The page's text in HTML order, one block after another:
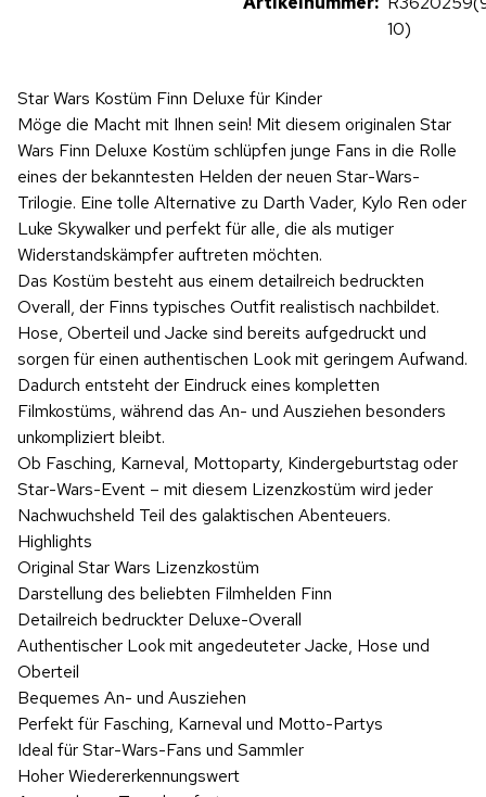
10)
Star Wars Kostüm Finn Deluxe für Kinder
Möge die Macht mit Ihnen sein! Mit diesem originalen Star
Wars Finn Deluxe Kostüm schlüpfen junge Fans in die Rolle
eines der bekanntesten Helden der neuen Star-Wars-
Trilogie. Eine tolle Alternative zu Darth Vader, Kylo Ren oder
Luke Skywalker und perfekt für alle, die als mutiger
Widerstandskämpfer auftreten möchten.
Das Kostüm besteht aus einem detailreich bedruckten
Overall, der Finns typisches Outfit realistisch nachbildet.
Hose, Oberteil und Jacke sind bereits aufgedruckt und
sorgen für einen authentischen Look mit geringem Aufwand.
Dadurch entsteht der Eindruck eines kompletten
Filmkostüms, während das An- und Ausziehen besonders
unkompliziert bleibt.
Ob Fasching, Karneval, Mottoparty, Kindergeburtstag oder
Star-Wars-Event – mit diesem Lizenzkostüm wird jeder
Nachwuchsheld Teil des galaktischen Abenteuers.
Highlights
Original Star Wars Lizenzkostüm
Darstellung des beliebten Filmhelden Finn
Detailreich bedruckter Deluxe-Overall
Authentischer Look mit angedeuteter Jacke, Hose und
Oberteil
Bequemes An- und Ausziehen
Perfekt für Fasching, Karneval und Motto-Partys
Ideal für Star-Wars-Fans und Sammler
Hoher Wiedererkennungswert